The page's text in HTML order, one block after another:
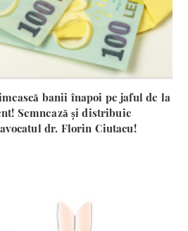
banii înapoi pe jaful de la
Semnează și distribuie
dr. Florin Ciutacu!